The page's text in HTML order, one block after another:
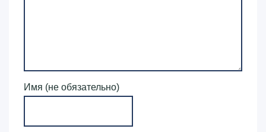
Имя (не обязательно)